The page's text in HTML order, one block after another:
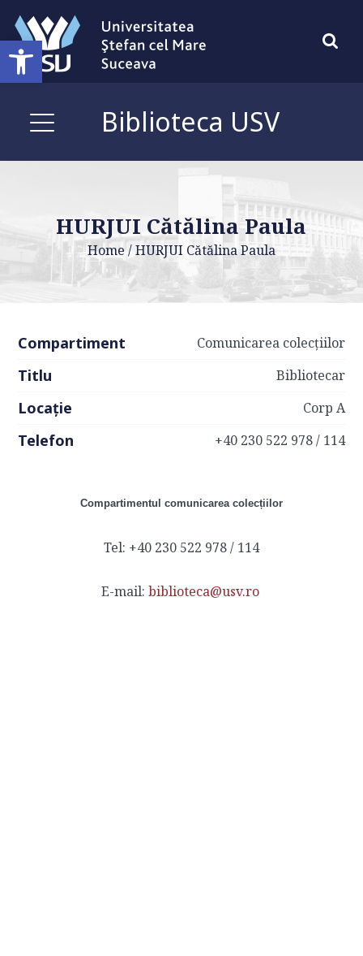
Deschide bara de unelte
Biblioteca USV
HURJUI Cătălina Paula
Home/HURJUI Cătălina Paula
Compartiment Comunicarea colecțiilor
Titlu Bibliotecar
Locație Corp A
Telefon +40 230 522 978 / 114
Compartimentul comunicarea colecțiilor
Tel: +40 230 522 978 / 114
E-mail: biblioteca@usv.ro